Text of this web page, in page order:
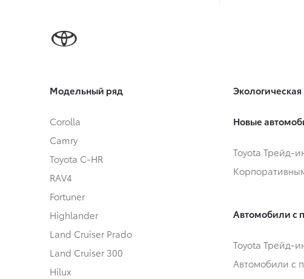
Модельный ряд
Corolla
Camry
Toyota C-HR
RAV4
Fortuner
Highlander
Land Cruiser Prado
Land Cruiser 300
Hilux
Новые
Toyota Трейд-
Автомобили с
Toyota Трейд-
Автомобили с